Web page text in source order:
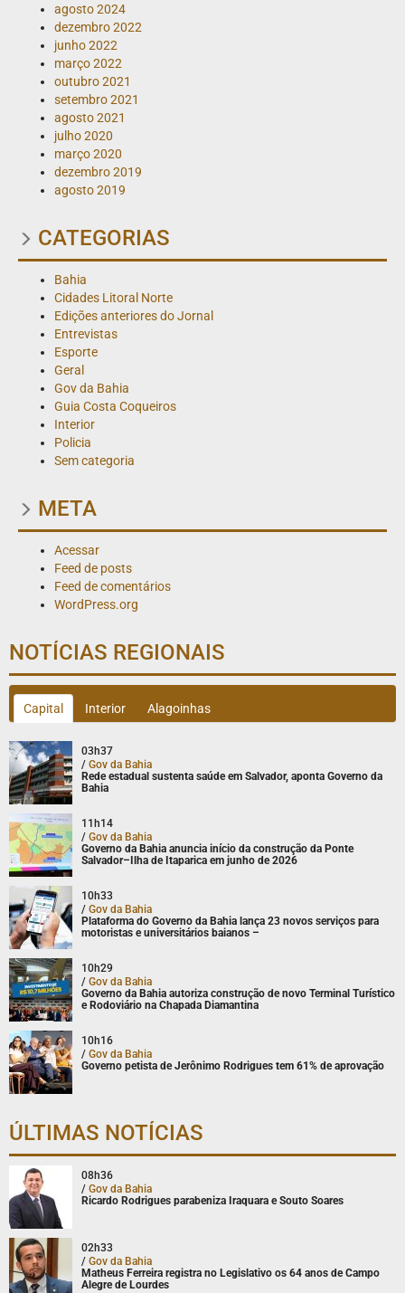
agosto 2024
dezembro 2022
junho 2022
março 2022
outubro 2021
setembro 2021
agosto 2021
julho 2020
março 2020
dezembro 2019
agosto 2019
CATEGORIAS
Bahia
Cidades Litoral Norte
Edições anteriores do Jornal
Entrevistas
Esporte
Geral
Gov da Bahia
Guia Costa Coqueiros
Interior
Policia
Sem categoria
META
Acessar
Feed de posts
Feed de comentários
WordPress.org
NOTÍCIAS REGIONAIS
Capital Interior Alagoinhas
03h37
/ Gov da Bahia
Rede estadual sustenta saúde em Salvador, aponta Governo da
Bahia
11h14
/ Gov da Bahia
Governo da Bahia anuncia início da construção da Ponte
Salvador–Ilha de Itaparica em junho de 2026
10h33
/ Gov da Bahia
Plataforma do Governo da Bahia lança 23 novos serviços para
motoristas e universitários baianos –
10h29
/ Gov da Bahia
Governo da Bahia autoriza construção de novo Terminal Turístico
e Rodoviário na Chapada Diamantina
10h16
/ Gov da Bahia
Governo petista de Jerônimo Rodrigues tem 61% de aprovação
ÚLTIMAS NOTÍCIAS
08h36
/ Gov da Bahia
Ricardo Rodrigues parabeniza Iraquara e Souto Soares
02h33
/ Gov da Bahia
Matheus Ferreira registra no Legislativo os 64 anos de Campo
Alegre de Lourdes